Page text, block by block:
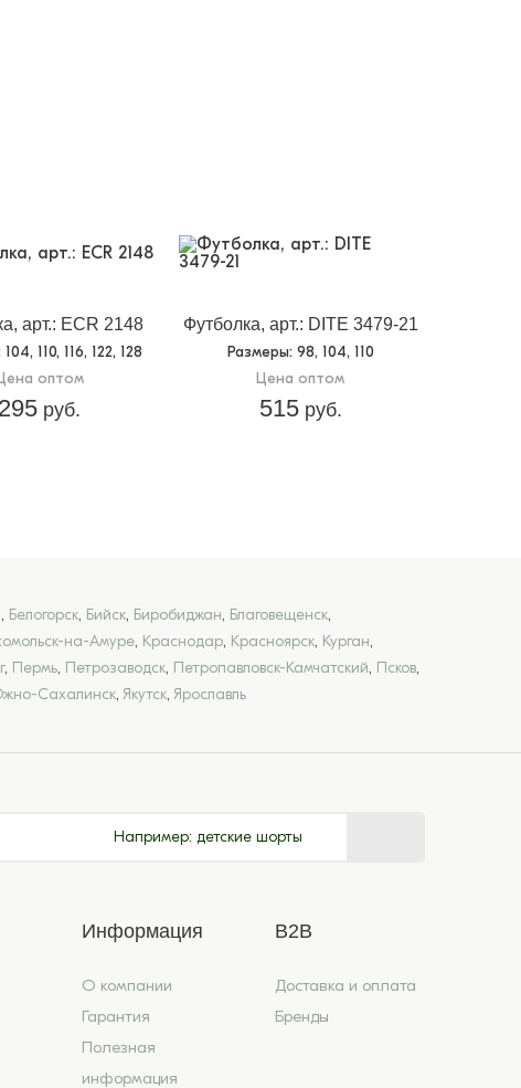
арт.: ECR 2148
104, 110, 116, 122, 128
оптом
295 руб.
Футболка, арт.: DITE 3479-21
Размеры: 98, 104, 110
Цена оптом
515руб.
, Белогорск, Бийск, Биробиджан, Благовещенск,
на-Амуре, Краснодар, Красноярск, Курган,
, Пермь, Петрозаводск, Петропавловск-Камчатский, Псков,
Сахалинск, Якутск, Ярославль
Например: детские шорты
Информация
О компании
Гарантия
Полезная
информация
B2B
Доставка и оплата
Бренды